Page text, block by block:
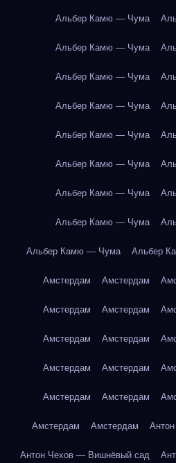
Альбер Камю — Чума
Альбер Камю — Чума
Альбер Камю — Чума
Альбер Камю — Чума
Альбер Камю — Чума
Альбер Камю — Чума
Альбер Камю — Чума
Альбер Камю — Чума
Альбер Камю — Чума Альбер
Амстердам Амстердам
Амстердам Амстердам
Амстердам Амстердам
Амстердам Амстердам
Амстердам Амстердам
Амстердам Амстердам
Антон Чехов — Вишнёвый сад